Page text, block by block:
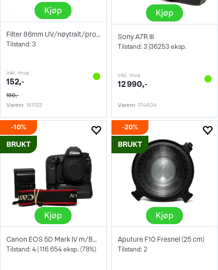
Kjøp
Filter 86mm UV/nøytralt/protect
Tilstand: 3
inkl. mva
152,-
190,-
Varenr 161133
Kjøp
Sony A7R III
Tilstand: 3 |36253 eksp.
inkl. mva
12 990,-
Varenr 174604
10%
Kjøp
Canon EOS 5D Mark IV m/BG-E20
Tilstand: 4 | 116 654 eksp. (78%)
20%
Kjøp
Aputure F10 Fresnel (25 cm)
Tilstand: 2